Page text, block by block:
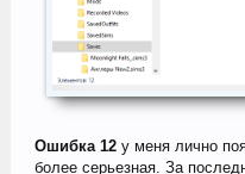
Ошибка 12у меня лично
более серьезная. За